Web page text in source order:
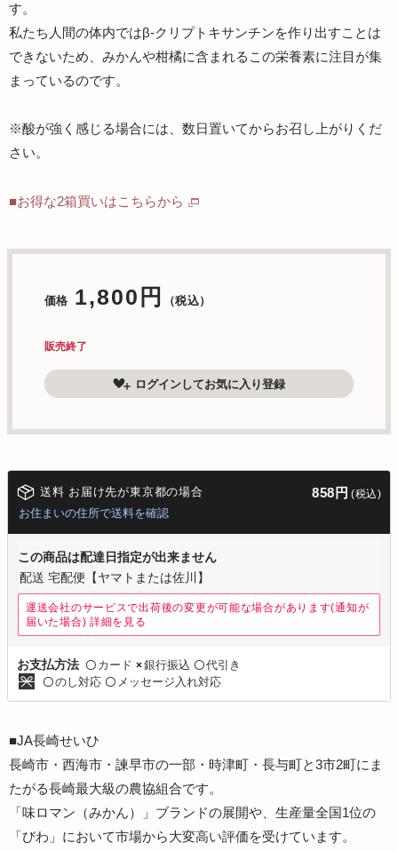
す。
私たち人間の体内ではβ-クリプトキサンチンを作り出すことは
できないため、みかんや柑橘に含まれるこの栄養素に注目が集
まっているのです。
※酸が強く感じる場合には、数日置いてからお召し上がりくだ
さい。
■お得な2箱買いはこちらから
価格 1,800円 （税込）
販売終了
ログインしてお気に入り登録
送料 お届け先が東京都の場合 858円 (税込)
お住まいの住所で送料を確認
この商品は配達日指定が出来ません
配送 宅配便【ヤマトまたは佐川】
運送会社のサービスで出荷後の変更が可能な場合があります(通知が
届いた場合) 詳細を見る
お支払方法 〇 カード ×銀行振込 〇代引き
〇のし対応 〇 メッセージ入れ対応
■JA長崎せいひ
長崎市・西海市・諫早市の一部・時津町・長与町と3市2町にま
たがる長崎最大級の農協組合です。
「味ロマン（みかん）」ブランドの展開や、生産量全国1位の
「びわ」において市場から大変高い評価を受けています。